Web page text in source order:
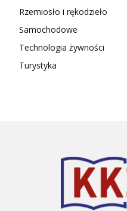
Rzemiosło i rękodzieło
Samochodowe
Technologia żywności
Turystyka